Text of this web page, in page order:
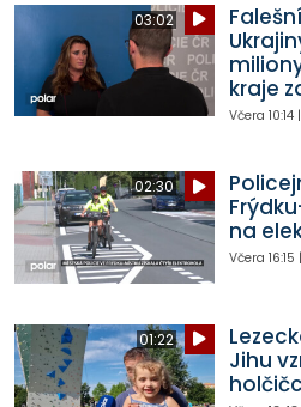
03:02
kraje
Včera 10:14|
02:30
na
Včera 16:15 |
01:22
Jihu